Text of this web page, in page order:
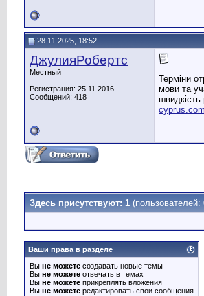
28.11.2025, 18:52
ДжулияРобертс
Местный
Регистрация: 25.11.2016
Сообщений: 418
Терміни
мови та
швидкість
Здесь присутствуют: 1 (пользователей:
Ваши права в разделе
Вы не можете создавать новые темы
Вы не можете отвечать в темах
Вы не можете прикреплять вложения
Вы не можете редактировать свои сообщения